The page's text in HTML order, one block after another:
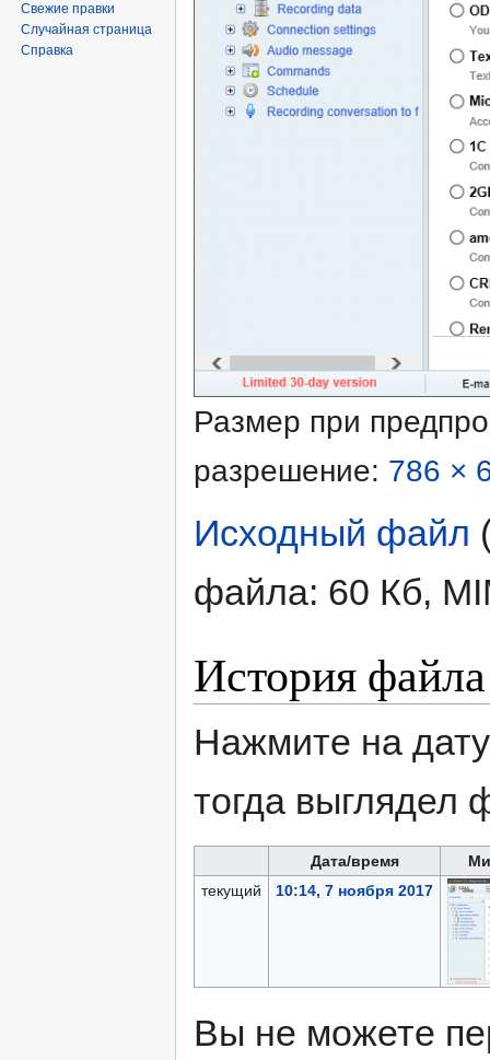
Размер при
разрешение: 786 ×
Исходный файл
файла: 60 Кб,
История файла
Нажмите на
тогда выглядел
Дата/время
текущий
10:14, 7 ноября 2017
Вы не можете
Свежие правки
Случайная страница
Справка